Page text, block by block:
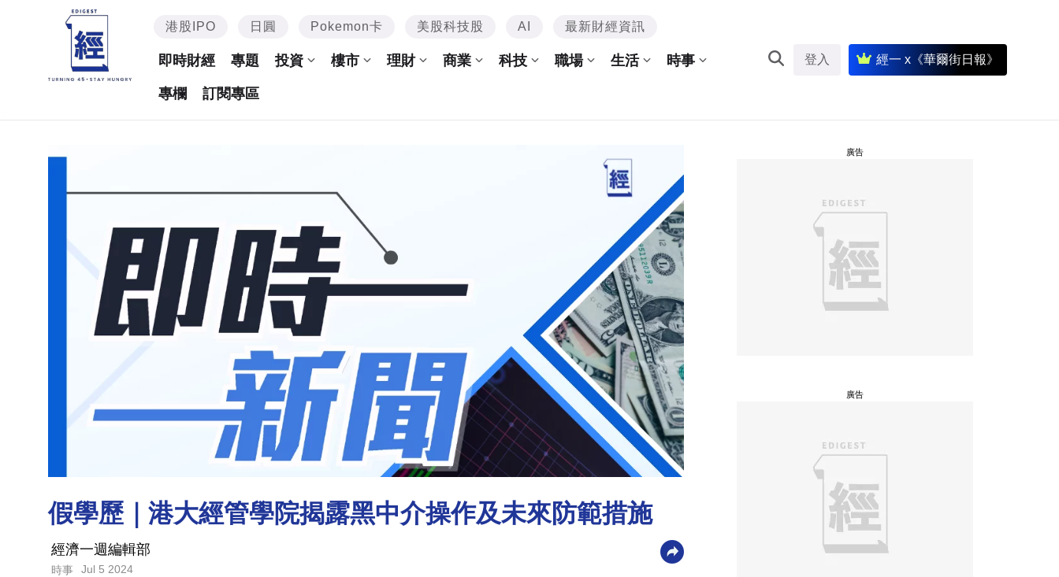
港股IPO 日圓 Pokemon卡 美股科技股 AI 最新財經資訊
即時財經 專題 投資 樓市 理財 商業 科技 職場 生活 時事
專欄 訂閱專區
登入 經一 x《華爾街日報》
假學歷｜港大經管學院揭露黑中介操作及未來防範措施
經濟一週編輯部
時事 Jul 5 2024
廣告
廣告